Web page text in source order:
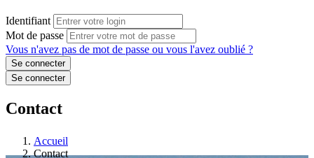
Identifiant
Mot de passe
Vous n'avez pas de mot de passe ou vous l'avez oublié ?
Contact
Accueil
Contact